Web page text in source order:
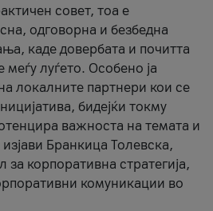
совет, тоа е
одговорна и безбедна
каде довербата и почитта
луѓето. Особено ја
локалните партнери кои се
бидејќи токму
важноста на темата и
Бранкица Толевска,
за корпоративна стратегија,
комуникации во